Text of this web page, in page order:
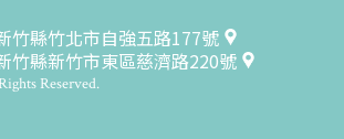
竹縣竹北市自強五路177號
竹縣新竹市東區慈濟路220號
Reserved.